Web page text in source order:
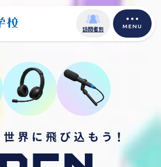
訪問者別 MENU